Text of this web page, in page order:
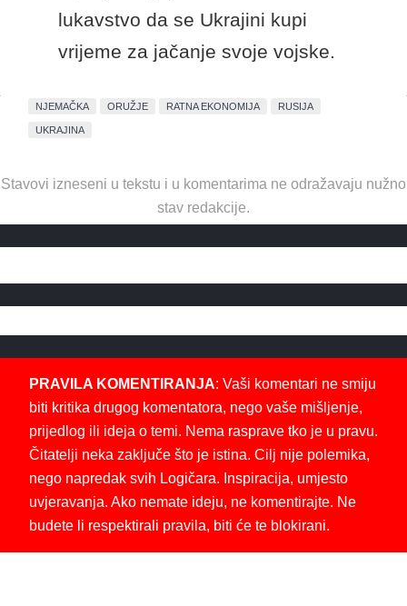
lukavstvo da se Ukrajini kupi
vrijeme za jačanje svoje vojske.
NJEMAČKA ORUŽJE RATNA EKONOMIJA RUSIJA
UKRAJINA
Stavovi izneseni u tekstu i u komentarima ne odražavaju nužno
stav redakcije.
PRAVILA KOMENTIRANJA: Vaši komentari ne smiju
biti kritika drugog komentatora, nego vaše mišljenje,
prijedlog ili ideja o temi. Nema rasprave tko je u pravu.
Čitatelji neka zaključe što je istina. Cilj nije polemika,
nego napredak svih Logičara. Inspiracija, umjesto
uvjeravanja. Ako nemate ideju, ne komentirajte. Ne
budete li respektirali pravila, biti će te blokirani.